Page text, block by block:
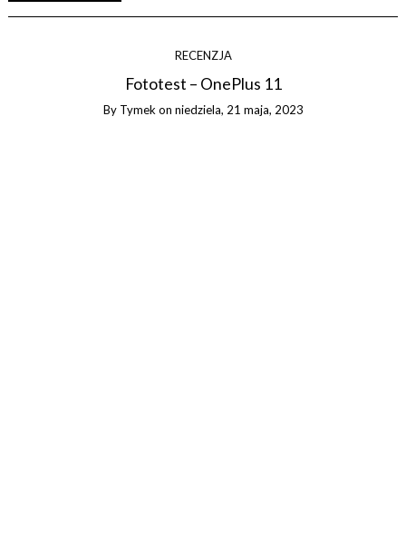
RECENZJA
Fototest – OnePlus 11
By Tymek on niedziela, 21 maja, 2023